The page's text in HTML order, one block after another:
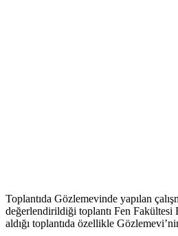
Toplantıda Gözlemevinde yapılan
değerlendirildiği toplantı Fen Fakültesi
aldığı toplantıda özellikle